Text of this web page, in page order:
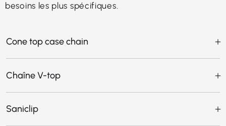
besoins les plus spécifiques.
Cone top case chain
Chaîne V-top
Saniclip